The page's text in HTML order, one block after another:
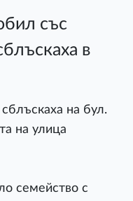
със
в
на бул.
на улица
семейство с